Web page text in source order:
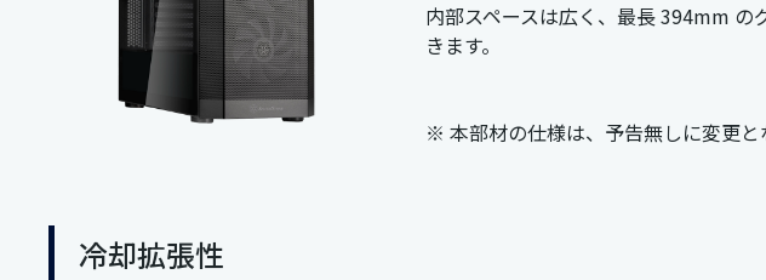
内部スペースは広く、最長 394mm
きます。
※ 本部材の仕様は、予告無しに変更と
冷却拡張性